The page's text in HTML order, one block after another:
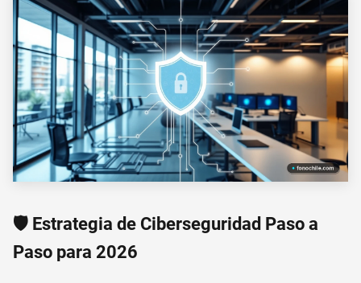
🛡️ Estrategia de Ciberseguridad Paso a
Paso para 2026